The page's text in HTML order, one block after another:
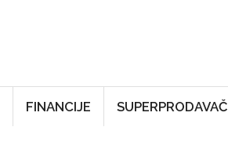
FINANCIJE SUPERPRODAVAČ